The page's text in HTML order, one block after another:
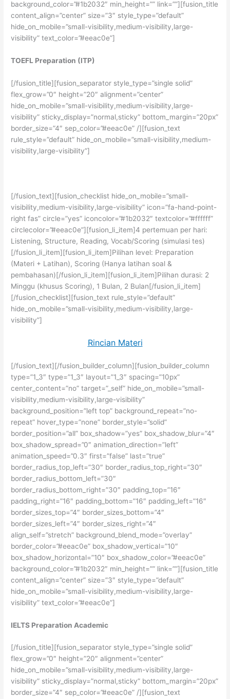
background_color=”#1b2032″ min_height=”” link=””][fusion_title
content_align=”center” size=”3″ style_type=”default”
hide_on_mobile=”small-visibility,medium-visibility,large-
visibility” text_color=”#eeac0e”]
TOEFL Preparation (ITP)
[/fusion_title][fusion_separator style_type=”single solid”
flex_grow=”0″ height=”20″ alignment=”center”
hide_on_mobile=”small-visibility,medium-visibility,large-
visibility” sticky_display=”normal,sticky” bottom_margin=”20px”
border_size=”4″ sep_color=”#eeac0e” /][fusion_text
rule_style=”default” hide_on_mobile=”small-visibility,medium-
visibility,large-visibility”]
[/fusion_text][fusion_checklist hide_on_mobile=”small-
visibility,medium-visibility,large-visibility” icon=”fa-hand-point-
right fas” circle=”yes” iconcolor=”#1b2032″ textcolor=”#ffffff”
circlecolor=”#eeac0e”][fusion_li_item]4 pertemuan per hari:
Listening, Structure, Reading, Vocab/Scoring (simulasi tes)
[/fusion_li_item][fusion_li_item]Pilihan level: Preparation
(Materi + Latihan), Scoring (Hanya latihan soal &
pembahasan)[/fusion_li_item][fusion_li_item]Pilihan durasi: 2
Minggu (khusus Scoring), 1 Bulan, 2 Bulan[/fusion_li_item]
[/fusion_checklist][fusion_text rule_style=”default”
hide_on_mobile=”small-visibility,medium-visibility,large-
visibility”]
Rincian Materi
[/fusion_text][/fusion_builder_column][fusion_builder_column
type=”1_3″ type=”1_3″ layout=”1_3″ spacing=”10px”
center_content=”no” target=”_self” hide_on_mobile=”small-
visibility,medium-visibility,large-visibility”
background_position=”left top” background_repeat=”no-
repeat” hover_type=”none” border_style=”solid”
border_position=”all” box_shadow=”yes” box_shadow_blur=”4″
box_shadow_spread=”0″ animation_direction=”left”
animation_speed=”0.3″ first=”false” last=”true”
border_radius_top_left=”30″ border_radius_top_right=”30″
border_radius_bottom_left=”30″
border_radius_bottom_right=”30″ padding_top=”16″
padding_right=”16″ padding_bottom=”16″ padding_left=”16″
border_sizes_top=”4″ border_sizes_bottom=”4″
border_sizes_left=”4″ border_sizes_right=”4″
align_self=”stretch” background_blend_mode=”overlay”
border_color=”#eeac0e” box_shadow_vertical=”10″
box_shadow_horizontal=”10″ box_shadow_color=”#eeac0e”
background_color=”#1b2032″ min_height=”” link=””][fusion_title
content_align=”center” size=”3″ style_type=”default”
hide_on_mobile=”small-visibility,medium-visibility,large-
visibility” text_color=”#eeac0e”]
IELTS Preparation Academic
[/fusion_title][fusion_separator style_type=”single solid”
flex_grow=”0″ height=”20″ alignment=”center”
hide_on_mobile=”small-visibility,medium-visibility,large-
visibility” sticky_display=”normal,sticky” bottom_margin=”20px”
border_size=”4″ sep_color=”#eeac0e” /][fusion_text